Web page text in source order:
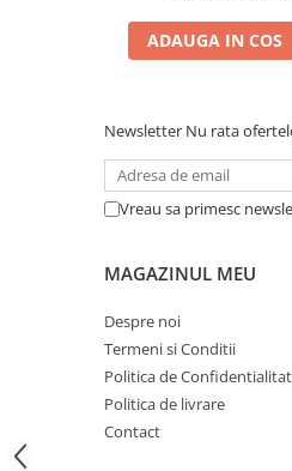
Birotica & Papetarie
Adezivi si benzi adezive
Articole Birotica
Accesorii Arhivare
Hartie si Accesorii
Instrumente de scris
Organizare si Arhivare
Seturi birotica
Articole scolare
ADAUGA IN COS
Newsletter Nu rata
Vreau sa primesc
MAGAZINUL MEU
Despre noi
Termeni si Conditii
Politica de
Politica de livrare
Contact